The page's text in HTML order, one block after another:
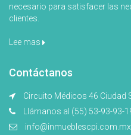
necesario para satisfacer las
clientes.
Lee mas
Contáctanos
Circuito Médicos 46 Ciudad
Llámanos al (55) 53-93-93-
info@inmueblescpi.com.mx